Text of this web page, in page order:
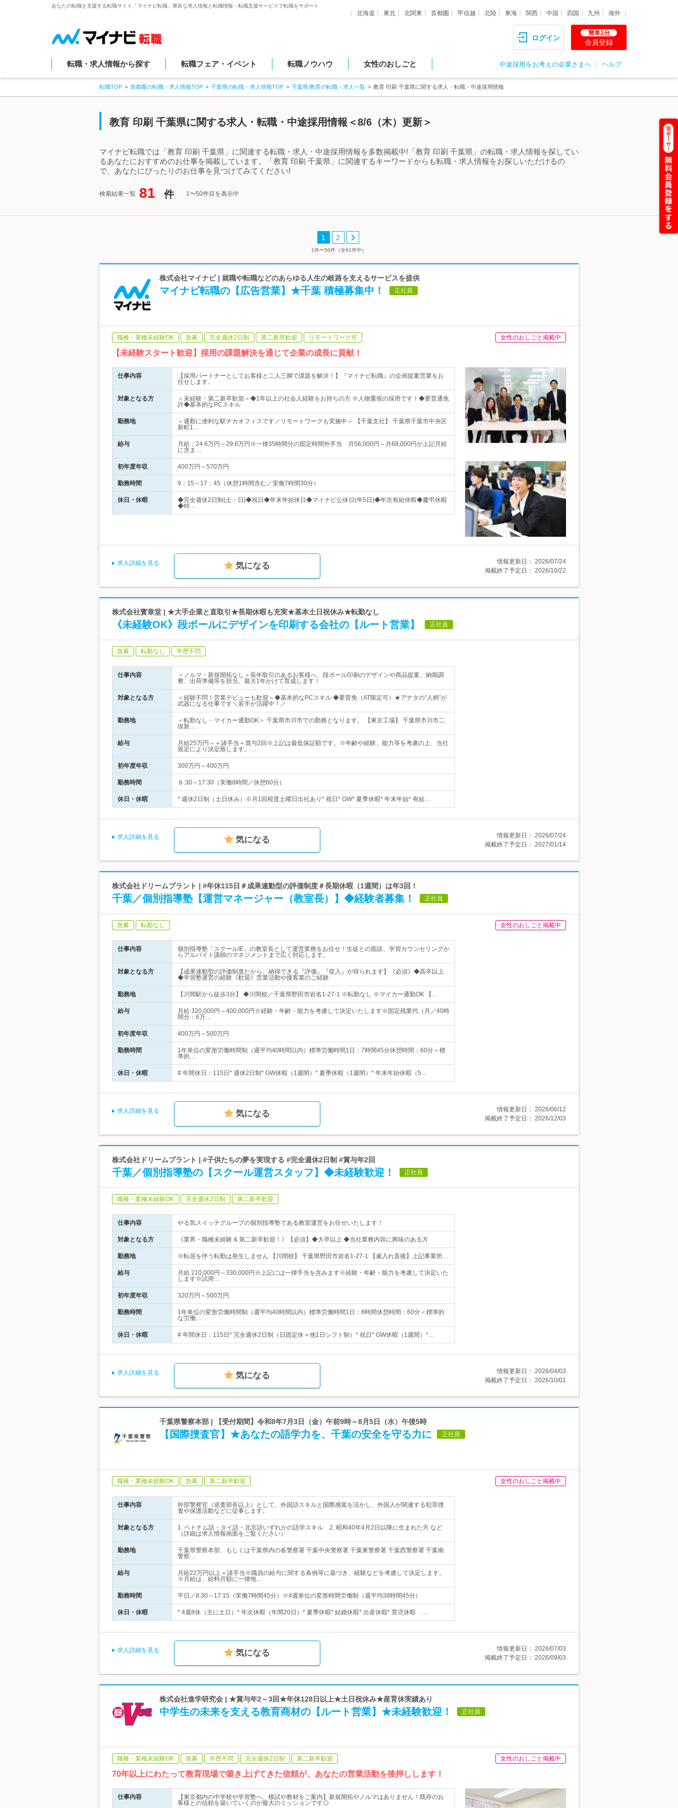
あなたの転職を支援する転職サイト「マイナビ転職」豊富な求人情報と転職情報・転職支援サービスで転職をサポート
北海道 東北 北関東 首都圏 甲信越 北陸 東海 関西 中国 四国 九州 海外
ログイン
簡単1分
会員登録
転職・求人情報から探す 転職フェア・イベント 転職ノウハウ 女性のおしごと 中途採用をお考えの企業さまへ ヘルプ
転職TOP 首都圏の転職・求人情報TOP 千葉県の転職・求人情報TOP 千葉県/教育の転職・求人一覧 教育 印刷 千葉県に関する求人・転職・中途採用情報
教育 印刷 千葉県に関する求人・転職・中途採用情報＜8/6（木）更新＞
マイナビ転職では「教育 印刷 千葉県」に関連する転職・求人・中途採用情報を多数掲載中!「教育 印刷 千葉県」の転職・求人情報を探してい
るあなたにおすすめのお仕事を掲載しています。「教育 印刷 千葉県」に関連するキーワードからも転職・求人情報をお探しいただけるの
で、あなたにぴったりのお仕事を見つけてみてください!
検索結果一覧 81 件 1〜50件目を表示中
1 2
1件〜50件（全81件中）
株式会社マイナビ | 就職や転職などのあらゆる人生の岐路を支えるサービスを提供
マイナビ転職の【広告営業】★千葉 積極募集中！ 正社員
職種・業種未経験OK 急募 完全週休2日制 第二新卒歓迎 リモートワーク可 女性のおしごと掲載中
【未経験スタート歓迎】採用の課題解決を通じて企業の成長に貢献！
仕事内容
【採用パートナーとしてお客様と二人三脚で課題を解決！】『マイナビ転職』の企画提案営業をお
任せします。
対象となる方
＜未経験・第二新卒歓迎＞◆1年以上の社会人経験をお持ちの方 ※人物重視の採用です！◆要普通免
許◆基本的なPCスキル
勤務地
＜通勤に便利な駅チカオフィスです／リモートワークも実施中＞ 【千葉支社】 千葉県千葉市中央区
新町1…
給与
月給：24.6万円～29.6万円※一律35時間分の固定時間外手当 月56,000円～月68,000円が上記月給
に含ま…
初年度年収 400万円～570万円
勤務時間 9：15～17：45（休憩1時間含む／実働7時間30分）
休日・休暇
◆完全週休2日制(土・日)◆祝日◆年末年始休日◆マイナビ公休日(年5日)◆年次有給休暇◆慶弔休暇
◆特…
求人詳細を見る 気になる 情報更新日： 2026/07/24
掲載終了予定日： 2026/10/22
株式会社寳章堂 | ★大手企業と直取引★長期休暇も充実★基本土日祝休み★転勤なし
《未経験OK》段ボールにデザインを印刷する会社の【ルート営業】 正社員
急募 転勤なし 学歴不問
仕事内容
＜ノルマ・新規開拓なし＞長年取引のあるお客様へ、段ボール印刷のデザインや商品提案、納期調
整、出荷準備等を担当。最大1年かけて育成します！
対象となる方
＜経験不問！営業デビューも歓迎＞◆基本的なPCスキル ◆要普免（AT限定可）★アナタの”人柄”が
武器になる仕事です＼若手が活躍中！／
勤務地
＜転勤なし・マイカー通勤OK＞ 千葉県市川市での勤務となります。 【東京工場】 千葉県市川市二
俣新…
給与
月給25万円～＋諸手当＋賞与2回※上記は最低保証額です。※年齢や経験、能力等を考慮の上、当社
規定により決定致します。…
初年度年収 300万円～400万円
勤務時間 ８:30～17:30（実働8時間／休憩60分）
休日・休暇 * 週休2日制（土日休み）※月1回程度土曜日出社あり* 祝日* GW* 夏季休暇* 年末年始* 有給…
求人詳細を見る 気になる 情報更新日： 2026/07/24
掲載終了予定日： 2027/01/14
株式会社ドリームプラント | #年休115日＃成果連動型の評価制度＃長期休暇（1週間）は年3回！
千葉／個別指導塾【運営マネージャー（教室長）】◆経験者募集！ 正社員
急募 転勤なし 女性のおしごと掲載中
仕事内容
個別指導塾「スクールIE」の教室長として運営業務をお任せ！生徒との面談、学習カウンセリングか
らアルバイト講師のマネジメントまで広く対応します。
対象となる方
【成果連動型の評価制度だから、納得できる『評価』『収入』が得られます】《必須》◆高卒以上
◆学習塾運営の経験《歓迎》営業活動や接客業のご経験
勤務地 【川間駅から徒歩3分】 ◆川間校／千葉県野田市岩名1-27-1 ※転勤なし ※マイカー通勤OK 【…
給与
月給 320,000円～400,000円※経験・年齢・能力を考慮して決定いたします※固定残業代（月／40時
間分：6万…
初年度年収 400万円～500万円
勤務時間
1年単位の変形労働時間制（週平均40時間以内）標準労働時間1日：7時間45分休憩時間：60分＜標
準的…
休日・休暇 # 年間休日：115日* 週休2日制* GW休暇（1週間）* 夏季休暇（1週間）* 年末年始休暇（5…
求人詳細を見る 気になる 情報更新日： 2026/06/12
掲載終了予定日： 2026/12/03
株式会社ドリームプラント | #子供たちの夢を実現する #完全週休2日制 #賞与年2回
千葉／個別指導塾の【スクール運営スタッフ】◆未経験歓迎！ 正社員
職種・業種未経験OK 完全週休2日制 第二新卒歓迎
仕事内容 やる気スイッチグループの個別指導塾である教室運営をお任せいたします！
対象となる方 《業界・職種未経験 & 第二新卒歓迎！》【必須】◆大卒以上 ◆当社業務内容に興味のある方
勤務地 ※転居を伴う転勤は発生しません 【川間校】 千葉県野田市岩名1-27-1 【雇入れ直後】上記事業所…
給与
月給 210,000円～330,000円※上記には一律手当を含みます※経験・年齢・能力を考慮して決定いた
します※試用…
初年度年収 320万円～500万円
勤務時間
1年単位の変形労働時間制（週平均40時間以内）標準労働時間1日：8時間休憩時間：60分＜標準的
な労働…
休日・休暇 # 年間休日：115日* 完全週休2日制（日固定休＋他1日シフト制）* 祝日* GW休暇（1週間）*…
求人詳細を見る 気になる 情報更新日： 2026/04/03
掲載終了予定日： 2026/10/01
千葉県警察本部 | 【受付期間】令和8年7月3日（金）午前9時～8月5日（水）午後5時
【国際捜査官】★あなたの語学力を、千葉の安全を守る力に 正社員
職種・業種未経験OK 急募 第二新卒歓迎 女性のおしごと掲載中
仕事内容
幹部警察官（巡査部長以上）として、外国語スキルと国際感覚を活かし、外国人が関連する犯罪捜
査や保護活動などに従事します。
対象となる方
1. ベトナム語・タイ語・北京語いずれかの語学スキル 2. 昭和40年4月2日以降に生まれた方 など
（詳細は求人情報画面をご覧ください）
勤務地
千葉県警察本部、もしくは千葉県内の各警察署 千葉中央警察署 千葉東警察署 千葉西警察署 千葉南
警察…
給与
月給22万円以上＋諸手当※職員の給与に関する条例等に基づき、経験などを考慮して決定します。
※月給は、給料月額に一律地…
勤務時間 平日／8:30～17:15（実働7時間45分）※4週単位の変形時間労働制（週平均38時間45分）
休日・休暇 * 4週8休（主に土日）* 年次休暇（年間20日）* 夏季休暇* 結婚休暇* 出産休暇* 育児休暇 …
求人詳細を見る 気になる 情報更新日： 2026/07/03
掲載終了予定日： 2026/09/03
株式会社進学研究会 | ★賞与年2～3回★年休128日以上★土日祝休み★産育休実績あり
中学生の未来を支える教育商材の【ルート営業】★未経験歓迎！ 正社員
職種・業種未経験OK 急募 学歴不問 完全週休2日制 第二新卒歓迎 女性のおしごと掲載中
70年以上にわたって教育現場で築き上げてきた信頼が、あなたの営業活動を後押しします！
仕事内容
【東京都内の中学校や学習塾へ、模試や教材をご案内】新規開拓やノルマはありません！既存のお
客様との信頼を築いていくのが最大のミッションです◎